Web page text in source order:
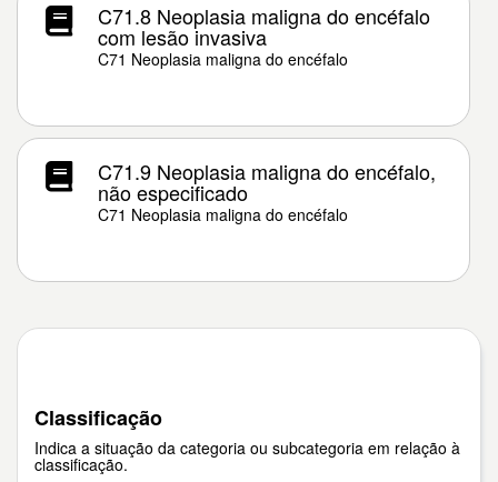
C71.8 Neoplasia maligna do encéfalo
com lesão invasiva
C71 Neoplasia maligna do encéfalo
C71.9 Neoplasia maligna do encéfalo,
não especificado
C71 Neoplasia maligna do encéfalo
Classificação
Indica a situação da categoria ou subcategoria em relação à
classificação.